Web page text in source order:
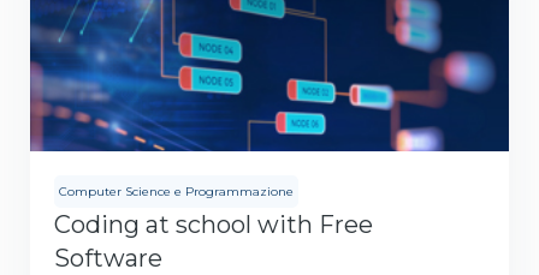
Computer Science e Programmazione
Coding at school with Free
Software